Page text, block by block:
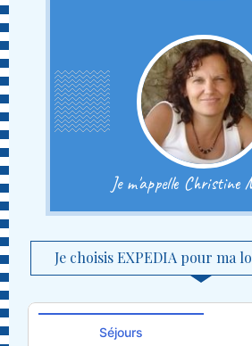
Je m'appelle Christine
Je choisis EXPEDIA pour ma